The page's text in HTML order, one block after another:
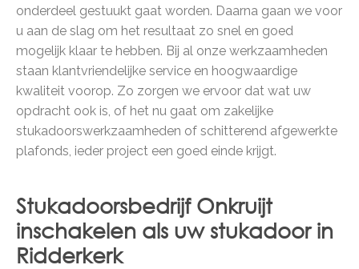
onderdeel gestuukt gaat worden. Daarna gaan we voor
u aan de slag om het resultaat zo snel en goed
mogelijk klaar te hebben. Bij al onze werkzaamheden
staan klantvriendelijke service en hoogwaardige
kwaliteit voorop. Zo zorgen we ervoor dat wat uw
opdracht ook is, of het nu gaat om zakelijke
stukadoorswerkzaamheden of schitterend afgewerkte
plafonds, ieder project een goed einde krijgt.
Stukadoorsbedrijf Onkruijt
inschakelen als uw stukadoor in
Ridderkerk